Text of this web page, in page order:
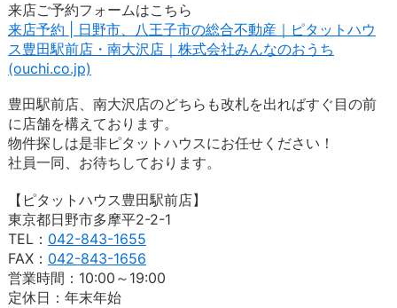
来店ご予約フォームはこちら
来店予約 | 日野市、八王子市の総合不動産｜ピタットハウ
ス豊田駅前店・南大沢店｜株式会社みんなのおうち
(ouchi.co.jp)
豊田駅前店、南大沢店のどちらも改札を出ればすぐ目の前
に店舗を構えております。
物件探しは是非ピタットハウスにお任せください！
社員一同、お待ちしております。
【ピタットハウス豊田駅前店】
東京都日野市多摩平2-2-1
TEL： 042-843-1655
FAX： 042-843-1656
営業時間：10:00～19:00
定休日：年末年始